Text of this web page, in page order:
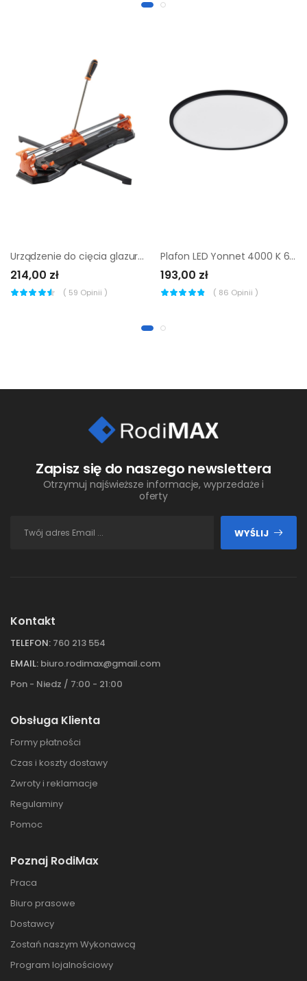
Urządzenie do cięcia glazury Magnusson 630 mm
214,00 zł
( 59 Opinii )
Plafon LED Yonnet 4000 K 60 cm 30W czarny
193,00 zł
( 86 Opinii )
Zapisz się do naszego newslettera
Otrzymuj najświeższe informacje, wyprzedaże i
oferty
WYŚLIJ
Kontakt
TELEFON: 760 213 554
EMAIL: biuro.rodimax@gmail.com
Pon - Niedz / 7:00 - 21:00
Obsługa Klienta
Formy płatności
Czas i koszty dostawy
Zwroty i reklamacje
Regulaminy
Pomoc
Poznaj RodiMax
Praca
Biuro prasowe
Dostawcy
Zostań naszym Wykonawcą
Program lojalnościowy